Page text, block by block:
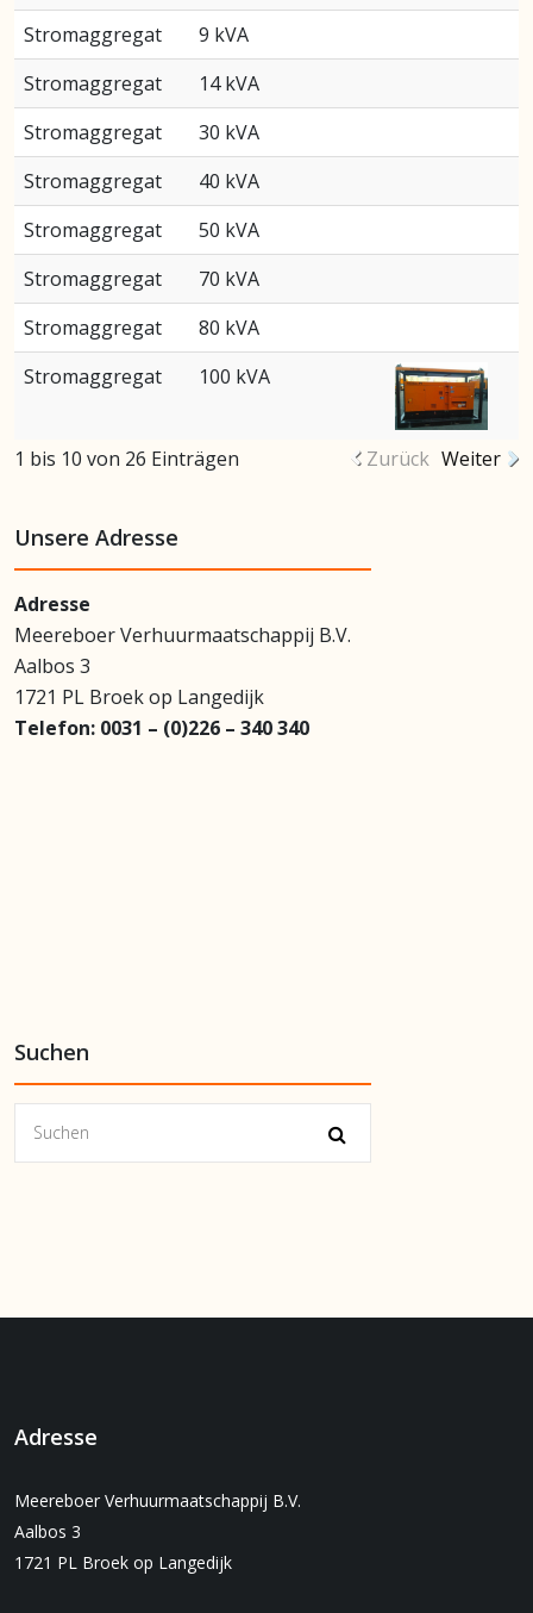
Stromaggregat
9 kVA
Stromaggregat
14 kVA
Stromaggregat
30 kVA
Stromaggregat
40 kVA
Stromaggregat
50 kVA
Stromaggregat
70 kVA
Stromaggregat
80 kVA
Stromaggregat
100 kVA
1 bis 10 von 26 Einträgen Zurück Weiter
Unsere Adresse
Adresse
Meereboer Verhuurmaatschappij B.V.
Aalbos 3
1721 PL Broek op Langedijk
Telefon: 0031 – (0)226 – 340 340
Suchen
Adresse
Meereboer Verhuurmaatschappij B.V.
Aalbos 3
1721 PL Broek op Langedijk